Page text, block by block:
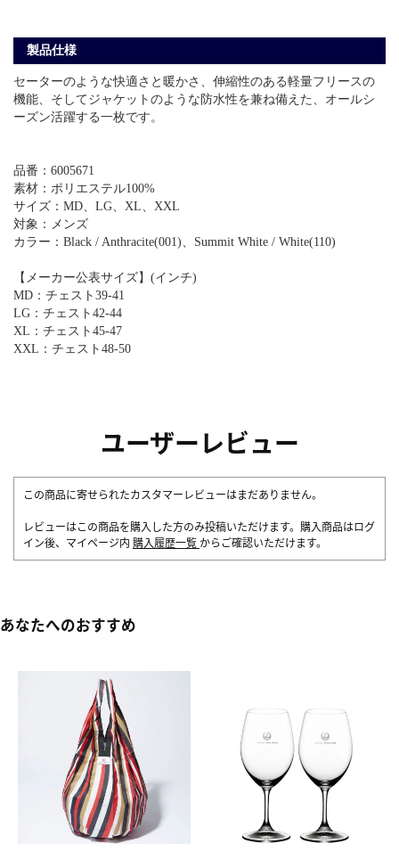
製品仕様
セーターのような快適さと暖かさ、伸縮性のある軽量フリースの
機能、そしてジャケットのような防水性を兼ね備えた、オールシ
ーズン活躍する一枚です。
品番：6005671
素材：ポリエステル100%
サイズ：MD、LG、XL、XXL
対象：メンズ
カラー：Black / Anthracite(001)、Summit White / White(110)
【メーカー公表サイズ】(インチ)
MD：チェスト39-41
LG：チェスト42-44
XL：チェスト45-47
XXL：チェスト48-50
ユーザーレビュー
この商品に寄せられたカスタマーレビューはまだありません。
レビューはこの商品を購入した方のみ投稿いただけます。購入商品はログ
イン後、マイページ内 購入履歴一覧 からご確認いただけます。
あなたへのおすすめ